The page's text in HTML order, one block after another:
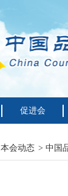
促进会
本会动态 > 中国